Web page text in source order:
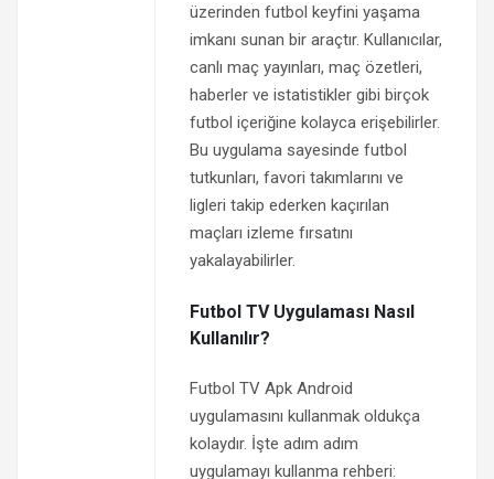
üzerinden futbol keyfini yaşama
imkanı sunan bir araçtır. Kullanıcılar,
canlı maç yayınları, maç özetleri,
haberler ve istatistikler gibi birçok
futbol içeriğine kolayca erişebilirler.
Bu uygulama sayesinde futbol
tutkunları, favori takımlarını ve
ligleri takip ederken kaçırılan
maçları izleme fırsatını
yakalayabilirler.
Futbol TV Uygulaması Nasıl
Kullanılır?
Futbol TV Apk Android
uygulamasını kullanmak oldukça
kolaydır. İşte adım adım
uygulamayı kullanma rehberi: